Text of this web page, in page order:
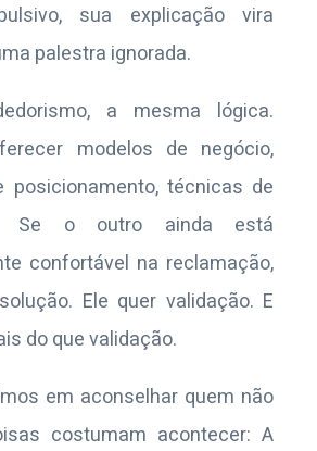
sua explicação vira
palestra ignorada.
a mesma lógica.
modelos de negócio,
posicionamento, técnicas de
Se o outro ainda está
confortável na reclamação,
Ele quer validação. E
do que validação.
em aconselhar quem não
costumam acontecer: A